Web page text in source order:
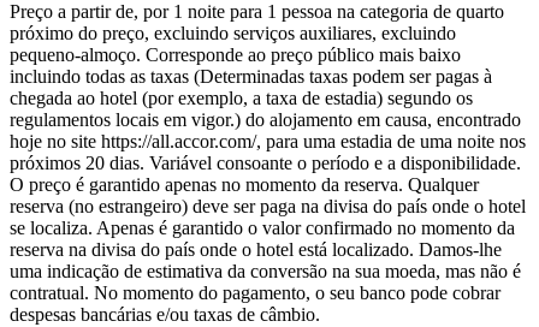
Preço a partir de, por 1 noite para 1 pessoa na categoria de quarto
próximo do preço, excluindo serviços auxiliares, excluindo
pequeno-almoço. Corresponde ao preço público mais baixo
incluindo todas as taxas (Determinadas taxas podem ser pagas à
chegada ao hotel (por exemplo, a taxa de estadia) segundo os
regulamentos locais em vigor.) do alojamento em causa, encontrado
hoje no site https://all.accor.com/, para uma estadia de uma noite nos
próximos 20 dias. Variável consoante o período e a disponibilidade.
O preço é garantido apenas no momento da reserva. Qualquer
reserva (no estrangeiro) deve ser paga na divisa do país onde o hotel
se localiza. Apenas é garantido o valor confirmado no momento da
reserva na divisa do país onde o hotel está localizado. Damos-lhe
uma indicação de estimativa da conversão na sua moeda, mas não é
contratual. No momento do pagamento, o seu banco pode cobrar
despesas bancárias e/ou taxas de câmbio.